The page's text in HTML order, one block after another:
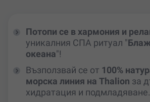
Потопи се в хармония и
уникалния СПА ритуал "
океана"!
Възползвай се от 100%
морска линия на Thalion за
хидратация и подмладяване.